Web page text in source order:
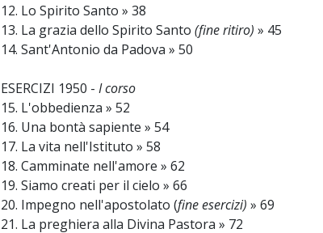
12. Lo Spirito Santo » 38
13. La grazia dello Spirito Santo (fine ritiro) » 45
14. Sant'Antonio da Padova » 50
ESERCIZI 1950 - I corso
15. L'obbedienza » 52
16. Una bontà sapiente » 54
17. La vita nell'Istituto » 58
18. Camminate nell'amore » 62
19. Siamo creati per il cielo » 66
20. Impegno nell'apostolato (fine esercizi) » 69
21. La preghiera alla Divina Pastora » 72